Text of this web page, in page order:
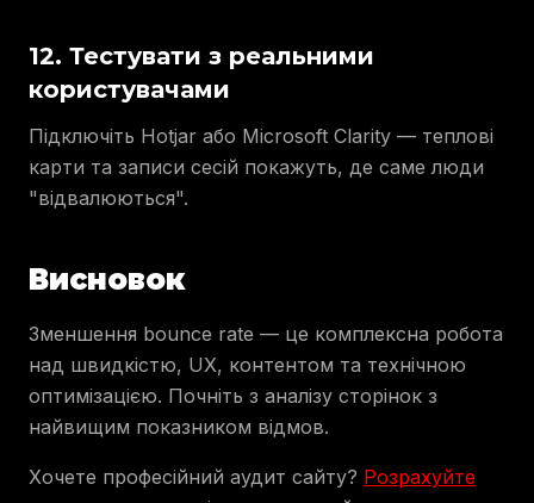
12. Тестувати з реальними
користувачами
Підключіть Hotjar або Microsoft Clarity — теплові
карти та записи сесій покажуть, де саме люди
"відвалюються".
Висновок
Зменшення bounce rate — це комплексна робота
над швидкістю, UX, контентом та технічною
оптимізацією. Почніть з аналізу сторінок з
найвищим показником відмов.
Хочете професійний аудит сайту? Розрахуйте